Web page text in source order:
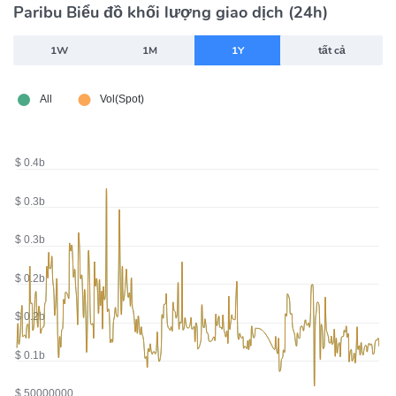
Paribu Biểu đồ khối lượng giao dịch (24h)
1W 1M 1Y tất cả